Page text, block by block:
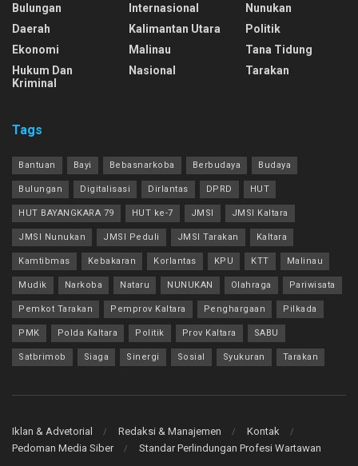
Bulungan
Daerah
Ekonomi
Hukum Dan
Kriminal
Internasional
Kalimantan Utara
Malinau
Nasional
Nunukan
Politik
Tana Tidung
Tarakan
Tags
Bantuan Bayi Bebasnarkoba Berbudaya Budaya
Bulungan Digitalisasi Dirlantas DPRD HUT
HUT BAYANGKARA 79 HUT ke-7 JMSI JMSI Kaltara
JMSI Nunukan JMSI Peduli JMSI Tarakan Kaltara
Kamtibmas Kebakaran Korlantas KPU KTT Malinau
Mudik Narkoba Nataru NUNUKAN Olahraga Pariwisata
Pemkot Tarakan Pemprov Kaltara Penghargaan Pilkada
PMK Polda Kaltara Politik Prov Kaltara SABU
Satbrimob Siaga Sinergi Sosial Syukuran Tarakan
Iklan & Advetorial Redaksi & Manajemen
Kontak
Pedoman Media Siber
Standar Perlindungan Profesi Wartawan